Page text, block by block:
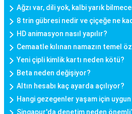
Ağzı var, dili yok, kalbi yarık
8 trin gübresi nedir ve çiçeğe ne
HD animasyon nasıl yapılır?
Cemaatle kılınan namazın temel
Yeni çipli kimlik kartı neden kötü?
Beta neden değişiyor?
Altın hesabı kaç ayarda açılıyor?
Hangi gezegenler yaşam için
Singapur'da denetim neden